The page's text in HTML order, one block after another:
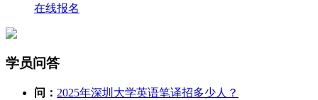
在线报名
学员问答
问： 2025年深圳大学英语笔译招多少人？